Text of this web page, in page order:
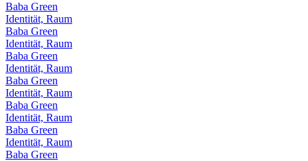
Baba Green
Identität, Raum
Baba Green
Identität, Raum
Baba Green
Identität, Raum
Baba Green
Identität, Raum
Baba Green
Identität, Raum
Baba Green
Identität, Raum
Baba Green